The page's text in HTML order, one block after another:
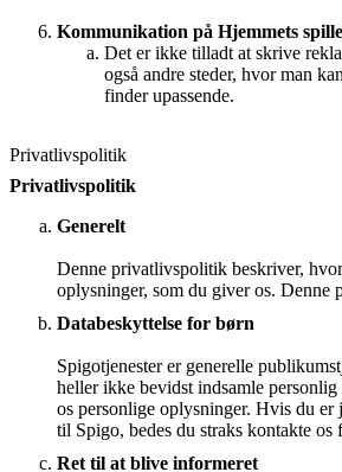
Kommunikation på Hjemmets
Det er ikke tilladt at skrive
også andre steder, hvor man
finder upassende.
Privatlivspolitik
Privatlivspolitik
Generelt
Denne privatlivspolitik beskriver,
oplysninger, som du giver os.
Databeskyttelse for børn
Spigotjenester er generelle
heller ikke bevidst indsamle
os personlige oplysninger. Hvis du
til Spigo, bedes du straks kontakte
Ret til at blive informeret